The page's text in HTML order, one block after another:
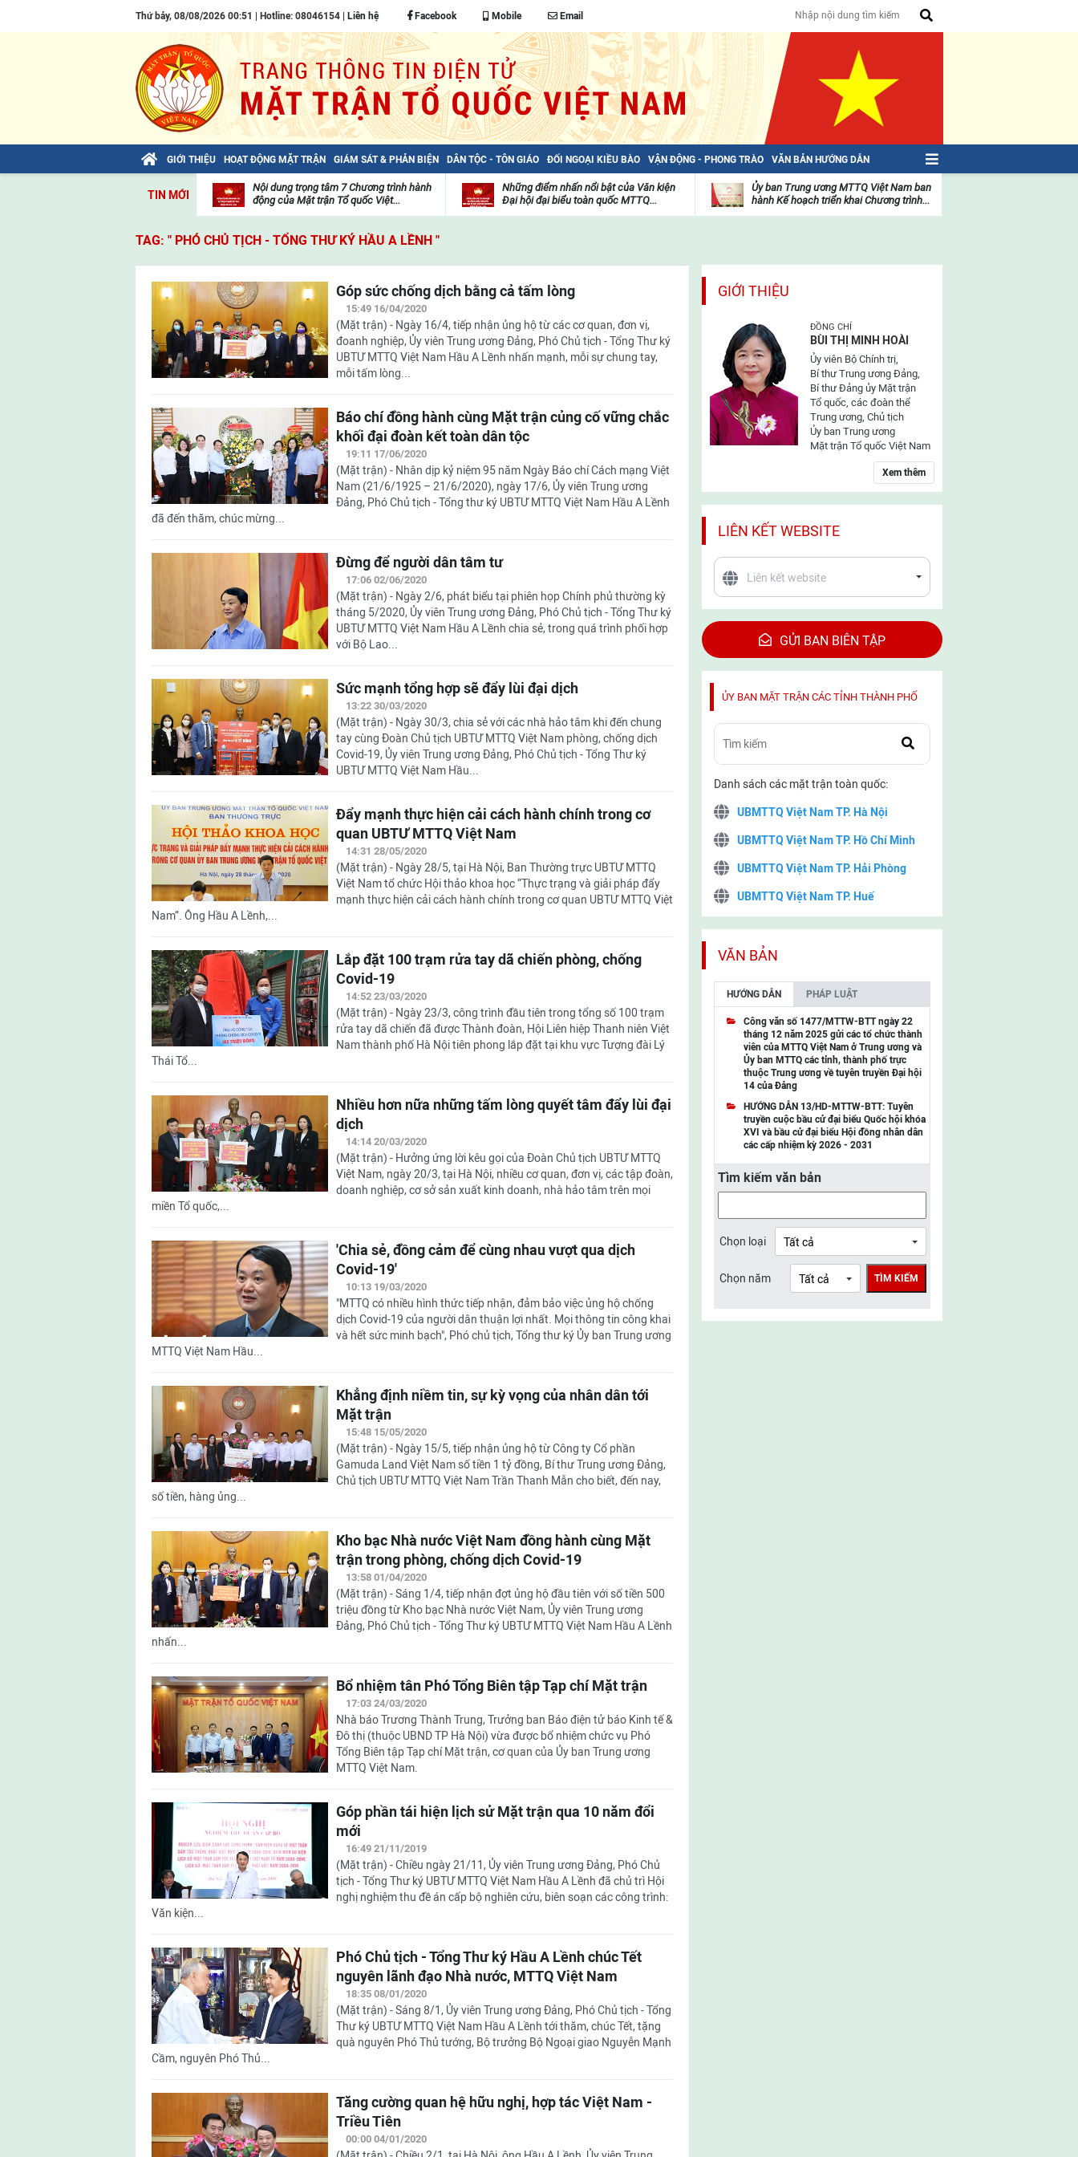
Thứ bảy, 08/08/2026 00:51 | Hotline: 08046154 | Liên hệ Facebook Mobile Email
GIỚI THIỆU HOẠT ĐỘNG MẶT TRẬN GIÁM SÁT & PHẢN BIỆN DÂN TỘC - TÔN GIÁO ĐỐI NGOẠI KIỀU BÀO VẬN ĐỘNG - PHONG TRÀO VĂN BẢN HƯỚNG DẪN
TIN MỚI
Bài viết của Tổng Bí thư Tô Lâm: TIẾN
viện
Nội dung trọng tâm 7 Chương trình hành
động của Mặt trận Tổ quốc Việt...
Những điểm nhấn nổi bật của Văn kiện
Đại hội đại biểu toàn quốc MTTQ...
mặt
trận
Ủy ban Trung ương MTTQ Việt Nam ban
hành Kế hoạch triển khai Chương trình...
TAG: " PHÓ CHỦ TỊCH - TỔNG THƯ KÝ HẦU A LỀNH "
Góp sức chống dịch bằng cả tấm lòng
15:49 16/04/2020
(Mặt trận) - Ngày 16/4, tiếp nhận ủng hộ từ các cơ quan, đơn vị,
đoanh nghiệp, Ủy viên Trung ương Đảng, Phó Chủ tịch - Tổng Thư ký
UBTƯ MTTQ Việt Nam Hầu A Lềnh nhấn mạnh, mỗi sự chung tay,
mỗi tấm lòng...
Báo chí đồng hành cùng Mặt trận củng cố vững chắc
khối đại đoàn kết toàn dân tộc
19:11 17/06/2020
(Mặt trận) - Nhân dịp kỷ niệm 95 năm Ngày Báo chí Cách mạng Việt
Nam (21/6/1925 – 21/6/2020), ngày 17/6, Ủy viên Trung ương
Đảng, Phó Chủ tịch - Tổng thư ký UBTƯ MTTQ Việt Nam Hầu A Lềnh
đã đến thăm, chúc mừng...
Đừng để người dân tâm tư
17:06 02/06/2020
(Mặt trận) - Ngày 2/6, phát biểu tại phiên họp Chính phủ thường kỳ
tháng 5/2020, Ủy viên Trung ương Đảng, Phó Chủ tịch - Tổng Thư ký
UBTƯ MTTQ Việt Nam Hầu A Lềnh chia sẻ, trong quá trình phối hợp
với Bộ Lao...
Sức mạnh tổng hợp sẽ đẩy lùi đại dịch
13:22 30/03/2020
(Mặt trận) - Ngày 30/3, chia sẻ với các nhà hảo tâm khi đến chung
tay cùng Đoàn Chủ tịch UBTƯ MTTQ Việt Nam phòng, chống dịch
Covid-19, Ủy viên Trung ương Đảng, Phó Chủ tịch - Tổng Thư ký
UBTƯ MTTQ Việt Nam Hầu...
Đẩy mạnh thực hiện cải cách hành chính trong cơ
quan UBTƯ MTTQ Việt Nam
14:31 28/05/2020
(Mặt trận) - Ngày 28/5, tại Hà Nội, Ban Thường trực UBTƯ MTTQ
Việt Nam tổ chức Hội thảo khoa học “Thực trạng và giải pháp đẩy
mạnh thực hiện cải cách hành chính trong cơ quan UBTƯ MTTQ Việt
Nam”. Ông Hầu A Lềnh,...
Lắp đặt 100 trạm rửa tay dã chiến phòng, chống
Covid-19
14:52 23/03/2020
(Mặt trận) - Ngày 23/3, công trình đầu tiên trong tổng số 100 trạm
rửa tay dã chiến đã được Thành đoàn, Hội Liên hiệp Thanh niên Việt
Nam thành phố Hà Nội tiên phong lắp đặt tại khu vực Tượng đài Lý
Thái Tổ...
Nhiều hơn nữa những tấm lòng quyết tâm đẩy lùi đại
dịch
14:14 20/03/2020
(Mặt trận) - Hưởng ứng lời kêu gọi của Đoàn Chủ tịch UBTƯ MTTQ
Việt Nam, ngày 20/3, tại Hà Nội, nhiều cơ quan, đơn vị, các tập đoàn,
doanh nghiệp, cơ sở sản xuất kinh doanh, nhà hảo tâm trên mọi
miền Tổ quốc,...
'Chia sẻ, đồng cảm để cùng nhau vượt qua dịch
Covid-19'
10:13 19/03/2020
"MTTQ có nhiều hình thức tiếp nhận, đảm bảo việc ủng hộ chống
dịch Covid-19 của người dân thuận lợi nhất. Mọi thông tin công khai
và hết sức minh bạch", Phó chủ tịch, Tổng thư ký Ủy ban Trung ương
MTTQ Việt Nam Hầu...
Khẳng định niềm tin, sự kỳ vọng của nhân dân tới
Mặt trận
15:48 15/05/2020
(Mặt trận) - Ngày 15/5, tiếp nhận ủng hộ từ Công ty Cổ phần
Gamuda Land Việt Nam số tiền 1 tỷ đồng, Bí thư Trung ương Đảng,
Chủ tịch UBTƯ MTTQ Việt Nam Trần Thanh Mẫn cho biết, đến nay,
số tiền, hàng ủng...
Kho bạc Nhà nước Việt Nam đồng hành cùng Mặt
trận trong phòng, chống dịch Covid-19
13:58 01/04/2020
(Mặt trận) - Sáng 1/4, tiếp nhận đợt ủng hộ đầu tiên với số tiền 500
triệu đồng từ Kho bạc Nhà nước Việt Nam, Ủy viên Trung ương
Đảng, Phó Chủ tịch - Tổng Thư ký UBTƯ MTTQ Việt Nam Hầu A Lềnh
nhấn...
Bổ nhiệm tân Phó Tổng Biên tập Tạp chí Mặt trận
17:03 24/03/2020
Nhà báo Trương Thành Trung, Trưởng ban Báo điện tử báo Kinh tế &
Đô thị (thuộc UBND TP Hà Nội) vừa được bổ nhiệm chức vụ Phó
Tổng Biên tập Tạp chí Mặt trận, cơ quan của Ủy ban Trung ương
MTTQ Việt Nam.
Góp phần tái hiện lịch sử Mặt trận qua 10 năm đổi
mới
16:49 21/11/2019
(Mặt trận) - Chiều ngày 21/11, Ủy viên Trung ương Đảng, Phó Chủ
tịch - Tổng Thư ký UBTƯ MTTQ Việt Nam Hầu A Lềnh đã chủ trì Hội
nghị nghiệm thu đề án cấp bộ nghiên cứu, biên soạn các công trình:
Văn kiện...
Phó Chủ tịch - Tổng Thư ký Hầu A Lềnh chúc Tết
nguyên lãnh đạo Nhà nước, MTTQ Việt Nam
18:35 08/01/2020
(Mặt trận) - Sáng 8/1, Ủy viên Trung ương Đảng, Phó Chủ tịch - Tổng
Thư ký UBTƯ MTTQ Việt Nam Hầu A Lềnh tới thăm, chúc Tết, tặng
quà nguyên Phó Thủ tướng, Bộ trưởng Bộ Ngoại giao Nguyễn Mạnh
Cầm, nguyên Phó Thủ...
Tăng cường quan hệ hữu nghị, hợp tác Việt Nam -
Triều Tiên
00:00 04/01/2020
GIỚI THIỆU
ĐỒNG CHÍ
BÙI THỊ MINH HOÀI
Ủy viên Bộ Chính trị,
Bí thư Trung ương Đảng,
Bí thư Đảng ủy Mặt trận
Tổ quốc, các đoàn thể
Trung ương, Chủ tịch
Ủy ban Trung ương
Mặt trận Tổ quốc Việt Nam
Xem thêm
LIÊN KẾT WEBSITE
GỬI BAN BIÊN TẬP
ỦY BAN MẶT TRẬN CÁC TỈNH THÀNH PHỐ
Danh sách các mặt trận toàn quốc:
UBMTTQ Việt Nam TP. Hà Nội
UBMTTQ Việt Nam TP. Hồ Chí Minh
UBMTTQ Việt Nam TP. Hải Phòng
UBMTTQ Việt Nam TP. Huế
UBMTTQ Việt Nam TP. Cần Thơ
UBMTTQ Việt Nam tỉnh Quảng Ninh
UBMTTQ Việt Nam tỉnh Cao Bằng
UBMTTQ Việt Nam tỉnh Lạng Sơn
UBMTTQ Việt Nam tỉnh Lai Châu
UBMTTQ Việt Nam tỉnh Điện Biên
UBMTTQ Việt Nam tỉnh Sơn La
UBMTTQ Việt Nam tỉnh Thanh Hóa
UBMTTQ Việt Nam tỉnh Nghệ An
UBMTTQ Việt Nam tỉnh Lào Cai
UBMTTQ Việt Nam tỉnh Thái Nguyên
VĂN BẢN
HƯỚNG DẪN PHÁP LUẬT
Công văn số 1477/MTTW-BTT ngày 22
tháng 12 năm 2025 gửi các tổ chức thành
viên của MTTQ Việt Nam ở Trung ương và
Ủy ban MTTQ các tỉnh, thành phố trực
thuộc Trung ương về tuyên truyền Đại hội
14 của Đảng
HƯỚNG DẪN 13/HD-MTTW-BTT: Tuyên
truyền cuộc bầu cử đại biểu Quốc hội khóa
XVI và bầu cử đại biểu Hội đồng nhân dân
các cấp nhiệm kỳ 2026 - 2031
Tìm kiếm văn bản
Chọn loại
Chọn năm TÌM KIẾM